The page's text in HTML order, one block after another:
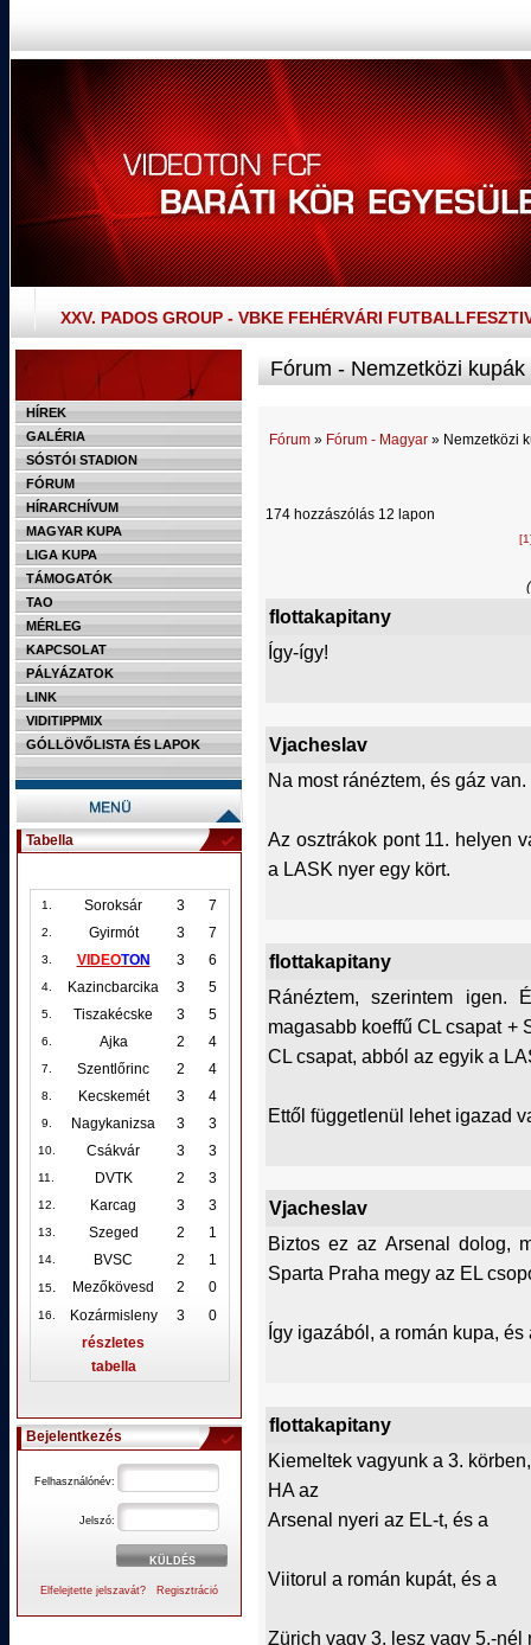
XXV. PADOS GROUP - VBKE FEHÉRVÁRI
HÍREK
GALÉRIA
SÓSTÓI STADION
FÓRUM
HÍRARCHÍVUM
MAGYAR KUPA
LIGA KUPA
TÁMOGATÓK
TAO
MÉRLEG
KAPCSOLAT
PÁLYÁZATOK
LINK
VIDITIPPMIX
GÓLLÖVŐLISTA ÉS LAPOK
Tabella
1. Soroksár 3 7
2. Gyirmót 3 7
3. VIDEOTON 3 6
4. Kazincbarcika 3 5
5. Tiszakécske 3 5
6. Ajka 2 4
7. Szentlőrinc 2 4
8. Kecskemét 3 4
9. Nagykanizsa 3 3
10. Csákvár 3 3
11. DVTK 2 3
12. Karcag 3 3
13. Szeged 2 1
14. BVSC 2 1
15. Mezőkövesd 2 0
16. Kozármisleny 3
0
részletes
tabella
Bejelentkezés
Felhasználónév:
Jelszó:
Elfelejtette jelszavát? Regisztráció
Fórum - Nemzetközi kupák
Fórum » Fórum - Magyar » Nemzetközi
174 hozzászólás 12 lapon
flottakapitany
Így-így!
Vjacheslav
Na most ránéztem, és gáz van.
Az osztrákok pont 11. helyen
a LASK nyer egy kört.
flottakapitany
Ránéztem, szerintem
magasabb koeffű CL csapat +
CL csapat, abból az egyik a
Ettől függetlenül lehet igazad
Vjacheslav
Biztos ez az Arsenal dolog,
Sparta Praha megy az EL
Így igazából, a román kupa,
flottakapitany
Kiemeltek vagyunk a 3. körben,
HA az
Arsenal nyeri az EL-t, és a
Viitorul a román kupát, és a
Zürich vagy 3. lesz vagy 5.-nél